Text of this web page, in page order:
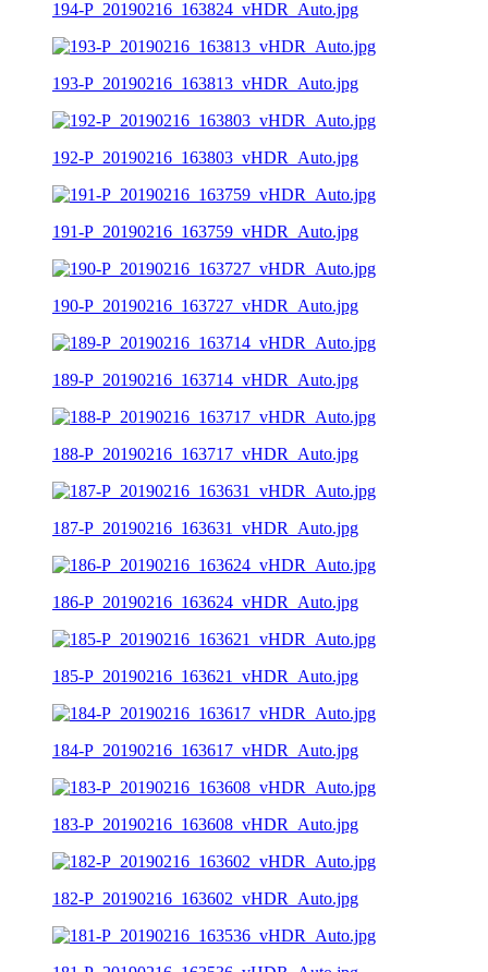
194-P_20190216_163824_vHDR_Auto.jpg
193-P_20190216_163813_vHDR_Auto.jpg
192-P_20190216_163803_vHDR_Auto.jpg
191-P_20190216_163759_vHDR_Auto.jpg
190-P_20190216_163727_vHDR_Auto.jpg
189-P_20190216_163714_vHDR_Auto.jpg
188-P_20190216_163717_vHDR_Auto.jpg
187-P_20190216_163631_vHDR_Auto.jpg
186-P_20190216_163624_vHDR_Auto.jpg
185-P_20190216_163621_vHDR_Auto.jpg
184-P_20190216_163617_vHDR_Auto.jpg
183-P_20190216_163608_vHDR_Auto.jpg
182-P_20190216_163602_vHDR_Auto.jpg